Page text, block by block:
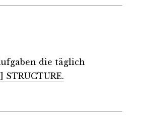
die täglich